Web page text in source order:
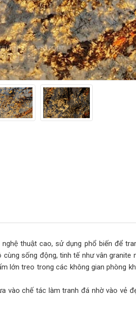
thuật cao, sử dụng phổ biến để
sống động, tinh tế như vân granite
lớn treo trong các không gian phòng
vào chế tác làm tranh đá nhờ vào vẻ